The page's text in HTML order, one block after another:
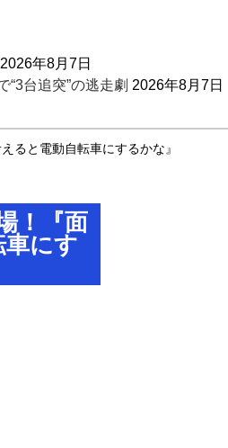
2026年8月7日
台追突”の逃走劇 2026年8月7日
ると電動自転車にするかな』
！『面
車にす